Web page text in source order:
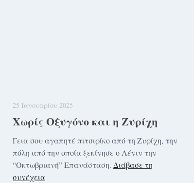
25 Ιανουαρίου 2025
Χωρίς Οξυγόνο και η Ζυρίχη
Γεια σου αγαπητέ πιτσιρίκο από τη Ζυρίχη, την
πόλη από την οποία ξεκίνησε ο Λένιν την
“Οκτωβριανή” Επανάσταση. Διάβασε τη
συνέχεια